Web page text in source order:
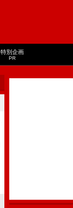
特別企画
PR